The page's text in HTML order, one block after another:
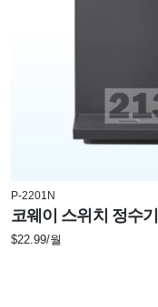
P-2201N
코웨이 스위치 정수기
$22.99/월